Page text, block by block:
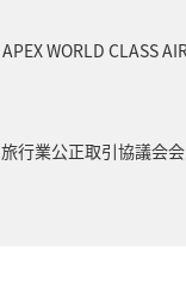
APEX WORLD CLASS
旅行業公正取引協議会